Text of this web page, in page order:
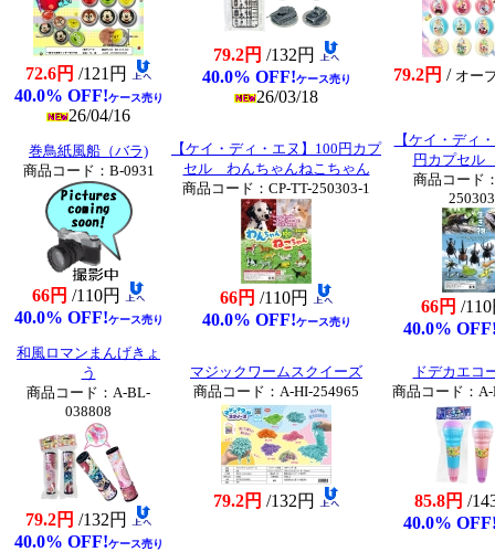
72.6円 /121円
40.0% OFF!ケース売り
26/04/16
79.2円 /132円
40.0% OFF!ケース売り
26/03/18
79.2円 / オー
巻鳥紙風船（バラ)
商品コード：B-0931
66円 /110円
40.0% OFF!ケース売り
【ケイ・ディ・エヌ】100円カプ
セル わんちゃんねこちゃん
商品コード：CP-TT-250303-1
66円 /110円
40.0% OFF!ケース売り
【ケイ・ディ
円カプセ
商品コード
66円 /
40.0%
和風ロマンまんげきょ
う
商品コード：A-BL-
038808
79.2円 /132円
40.0% OFF!ケース売り
マジックワームスクイーズ
商品コード：A-HI-254965
79.2円 /132円
ドデカエコ
商品コード：
85.8円 /
40.0%